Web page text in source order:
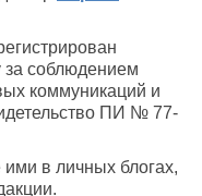
за соблюдением
коммуникаций и
ПИ № 77-
в личных блогах,